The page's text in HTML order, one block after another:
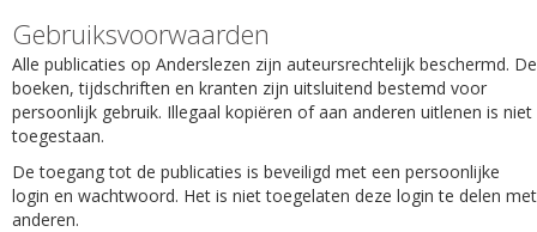
Gebruiksvoorwaarden
Alle publicaties op Anderslezen zijn auteursrechtelijk beschermd. De
boeken, tijdschriften en kranten zijn uitsluitend bestemd voor
persoonlijk gebruik. Illegaal kopiëren of aan anderen uitlenen is niet
toegestaan.
De toegang tot de publicaties is beveiligd met een persoonlijke
login en wachtwoord. Het is niet toegelaten deze login te delen met
anderen.